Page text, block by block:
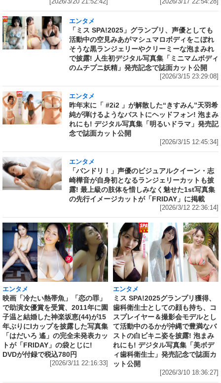
[2026/3/20 21:52:42] [2026/3/17 22:54:28]
エンタメ
「ミス SPA!2025」グランプリ、声優としても
活動中の空見みあがマシュマロボディをこぼれ
そうな黒ランジェリーやクリーミーな泡まみれ
で披露! 人生初デジタル写真集「ミニマムボディ
のムチプニ妖精」発売記念で誌面カット公開
[2026/3/15 23:29:08]
エンタメ
昨年末に「 #2i2 」が解散した“きすみん”天羽希
純が弾けるようなバストにヘッドフォン! 泡まみ
れにも! デジタル写真集「明るいドラマ」発売記
念で誌面カット公開
[2026/3/15 12:45:34]
エンタメ
「バンドリ！」声優のビジュアルクイーン・志
崎樺音が自身初となるランジェリーカットも披
露! 最上級の肢体を惜しみなく魅せた1st写真集
の先行イメージカットが「FRIDAY」に掲載
[2026/3/12 22:36:14]
エンタメ
映画「冷たい熱帯魚」「恋の罪」
で助演女優賞を受賞、2011年に園
子温と結婚した神楽坂恵(44)が15
年ぶりにIカップを披露した写真集
「はだいろ 遙」の完全未発表カッ
トが「FRIDAY」の袋とじに!
DVDが付録で税込780円
[2026/3/11 22:16:33]
エンタメ
ミス SPA!2025グランプリ獲得、
歯科衛生士としての顔も持ち、コ
スプレイヤー＆撮影会モデルとし
て活動中のるかが沖縄で豊満なバ
ストの白ビキニ姿を披露! 泡まみ
れにも! デジタル写真集「美ボデ
ィ歯科衛生士」発売記念で誌面カ
ット公開
[2026/3/10 18:36:27]